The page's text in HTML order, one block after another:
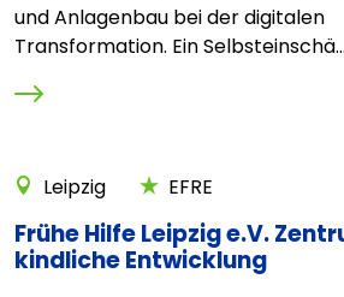
und Anlagenbau bei der digitalen
Transformation. Ein Selbsteinschä...
Leipzig EFRE
Frühe Hilfe Leipzig e.V.
kindliche Entwicklung